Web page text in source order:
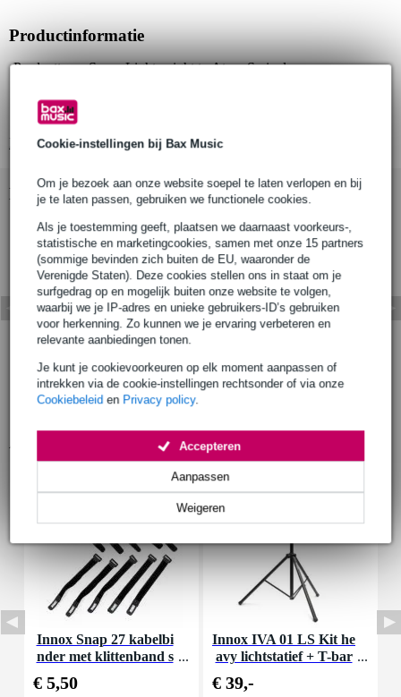
Cookie-instellingen bij Bax Music
Om je bezoek aan onze website soepel te laten verlopen en bij
je te laten passen, gebruiken we functionele cookies.
Als je toestemming geeft, plaatsen we daarnaast voorkeurs-,
statistische en marketingcookies, samen met onze 15 partners
(sommige bevinden zich buiten de EU, waaronder de
Verenigde Staten). Deze cookies stellen ons in staat om je
surfgedrag op en mogelijk buiten onze website te volgen,
waarbij we je IP-adres en unieke gebruikers-ID’s gebruiken
voor herkenning. Zo kunnen we je ervaring verbeteren en
relevante aanbiedingen tonen.
Je kunt je cookievoorkeuren op elk moment aanpassen of
intrekken via de cookie-instellingen rechtsonder of via onze
Cookiebeleid en Privacy policy.
Weigeren
Aanpassen
Accepteren
Productinformatie
Producttype: Super Lightweight to Atom Swivel
Compatibiliteit: Trussbuizen Ø48-51mm en Ø25mm
Bekijk alle productspecificaties
Bekijk ook eens (1)
Innox Snap 27 kabelbi
nder met klittenband s
€ 5,50
Innox IVA 01 LS Kit he
avy lichtstatief + T-bar
€ 39,-